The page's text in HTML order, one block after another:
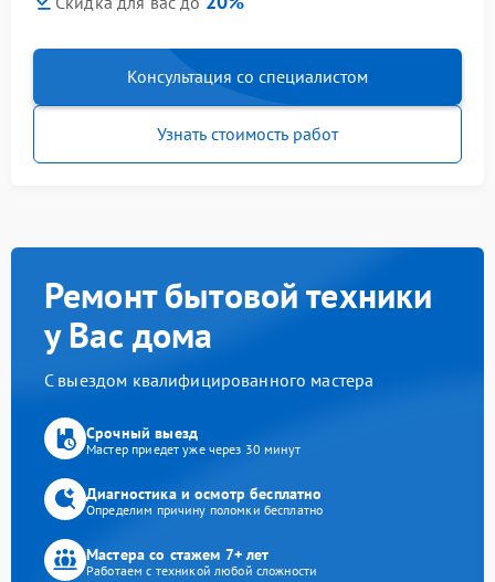
Консультация со специалистом
Узнать стоимость работ
Ремонт бытовой техники
у Вас дома
С выездом квалифицированного мастера
Срочный выезд
Мастер приедет уже через 30 минут
Диагностика и осмотр бесплатно
Определим причину поломки бесплатно
Мастера со стажем 7+ лет
Работаем с техникой любой сложности